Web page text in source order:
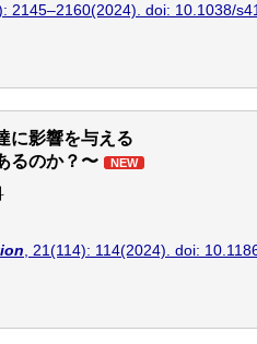
2145–2160(2024). doi: 10.1038/
に影響を与える
るのか？〜
NEW
, 21(114): 114(2024). doi: